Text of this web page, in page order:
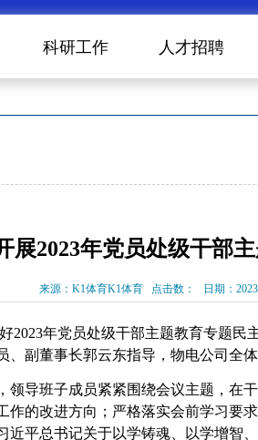
科研工作 人才招聘
展2023年党员处级干部
来源：K1体育K1体育 点击数： 日期：
2023年党员处级干部主题教育专题民
副董事长郭云东指导，物电公司全体
导班子成员紧紧围绕会议主题，在
的改进方向；严格落实会前学习
平总书记关于以学铸魂、以学增智